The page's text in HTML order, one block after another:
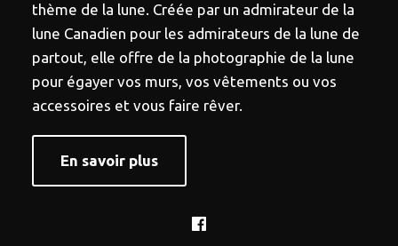
thème de la lune. Créée par un admirateur de la
lune Canadien pour les admirateurs de la lune de
partout, elle offre de la photographie de la lune
pour égayer vos murs, vos vêtements ou vos
accessoires et vous faire rêver.
En savoir plus